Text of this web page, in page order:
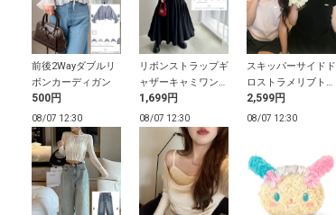
前後2Wayダブルリ
ボンカーディガン
500円
リボンストラップギ
ャザーキャミワンピ
ース
1,699円
スキッパーサイドド
ロストラメリブトッ
プス
2,599円
08/07 12:30 08/07 12:30 08/07 12:30